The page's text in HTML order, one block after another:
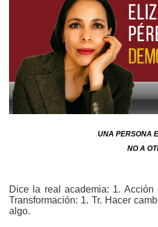
UNA PERSONA
NO A
Dice la real academia: 1. Acción
Transformación: 1. Tr. Hacer
algo.